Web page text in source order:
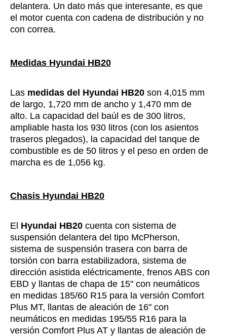
delantera. Un dato más que interesante, es que
el motor cuenta con cadena de distribución y no
con correa.
Medidas Hyundai HB20
Las medidas del Hyundai HB20 son 4,015 mm
de largo, 1,720 mm de ancho y 1,470 mm de
alto. La capacidad del baúl es de 300 litros,
ampliable hasta los 930 litros (con los asientos
traseros plegados), la capacidad del tanque de
combustible es de 50 litros y el peso en orden de
marcha es de 1,056 kg.
Chasis Hyundai HB20
El Hyundai HB20 cuenta con sistema de
suspensión delantera del tipo McPherson,
sistema de suspensión trasera con barra de
torsión con barra estabilizadora, sistema de
dirección asistida eléctricamente, frenos ABS con
EBD y llantas de chapa de 15" con neumáticos
en medidas 185/60 R15 para la versión Comfort
Plus MT, llantas de aleación de 16" con
neumáticos en medidas 195/55 R16 para la
versión Comfort Plus AT y llantas de aleación de